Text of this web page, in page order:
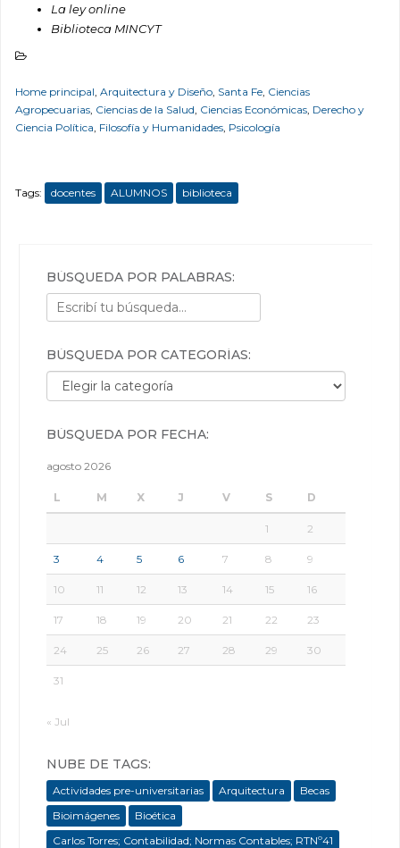
La ley online
Biblioteca MINCYT
Home principal Arquitectura y Diseño Santa Fe Ciencias
Agropecuarias Ciencias de la Salud Ciencias Económicas Derecho y
Ciencia Política Filosofía y Humanidades Psicología
Tags: docentes ALUMNOS biblioteca
BÚSQUEDA POR PALABRAS:
BÚSQUEDA POR CATEGORÍAS:
Búsqueda por categorías:
BÚSQUEDA POR FECHA:
agosto 2026
L M X J V S D
1 2
3 4 5 6 7 8 9
10 11 12 13 14 15 16
17 18 19 20 21 22 23
24 25 26 27 28 29 30
31
« Jul
NUBE DE TAGS:
Actividades pre-universitarias Arquitectura
Becas
Bioimágenes
Bioética
Carlos Torres; Contabilidad; Normas Contables; RTNº41